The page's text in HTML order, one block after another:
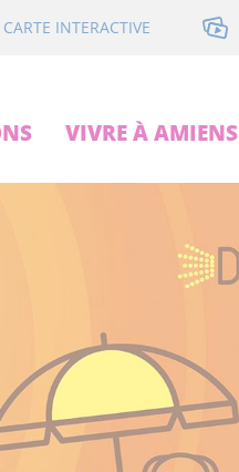
CARTE INTERACTIVE
VIVRE À AMIENS